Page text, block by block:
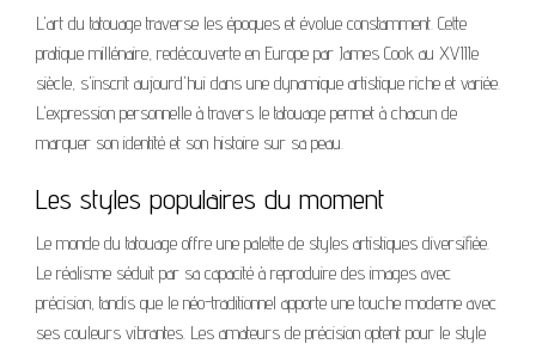
L'art du tatouage traverse les époques et évolue constamment. Cette
pratique millénaire, redécouverte en Europe par James Cook au XVIIIe
siècle, s'inscrit aujourd'hui dans une dynamique artistique riche et variée.
L'expression personnelle à travers le tatouage permet à chacun de
marquer son identité et son histoire sur sa peau.
Les styles populaires du moment
Le monde du tatouage offre une palette de styles artistiques diversifiée.
Le réalisme séduit par sa capacité à reproduire des images avec
précision, tandis que le néo-traditionnel apporte une touche moderne avec
ses couleurs vibrantes. Les amateurs de précision optent pour le style